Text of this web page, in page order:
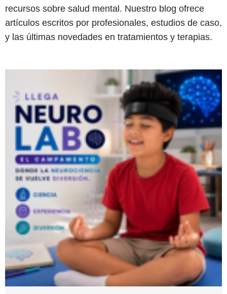
recursos sobre salud mental. Nuestro blog ofrece
artículos escritos por profesionales, estudios de caso,
y las últimas novedades en tratamientos y terapias.